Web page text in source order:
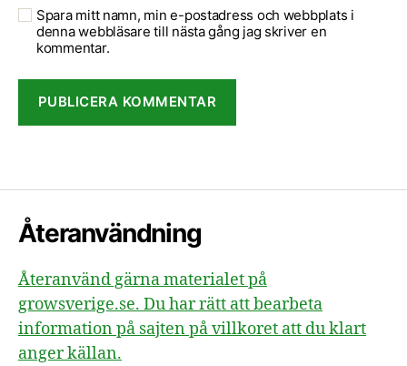
Spara mitt namn, min e-postadress och webbplats i
denna webbläsare till nästa gång jag skriver en
kommentar.
Återanvändning
Återanvänd gärna materialet på
growsverige.se. Du har rätt att bearbeta
information på sajten på villkoret att du klart
anger källan.